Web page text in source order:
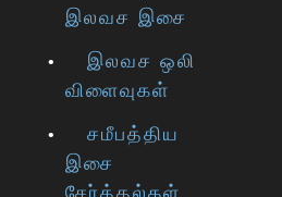
இலவச இசை
இலவச ஒலி
விளைவுகள்
சமீபத்திய
இசை
சேர்த்தல்கள்